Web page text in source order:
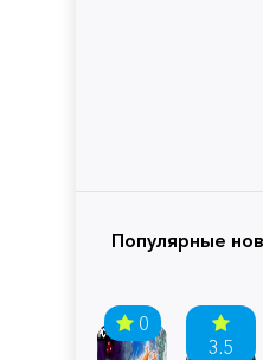
Популярные
0
3.5